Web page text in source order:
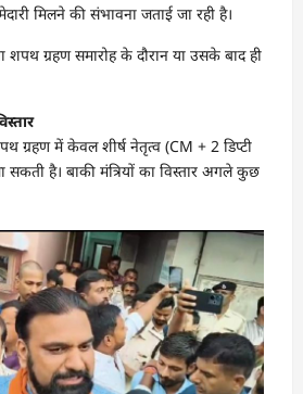
मिलने की संभावना जताई जा रही है।
शपथ ग्रहण समारोह के दौरान या उसके बाद ही
में केवल शीर्ष नेतृत्व (CM + 2 डिप्टी
सकती है। बाकी मंत्रियों का विस्तार अगले कुछ